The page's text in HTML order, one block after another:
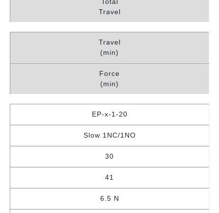
Total
Travel
Travel
(min)
Force
(min)
EP-x-1-20
Slow 1NC/1NO
30
41
6.5 N